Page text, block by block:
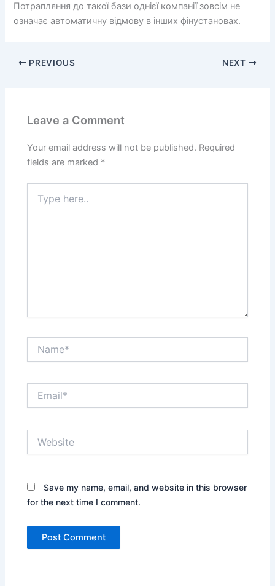
Потрапляння до такої бази однієї компанії зовсім не
означає автоматичну відмову в інших фінустановах.
PREVIOUS NEXT
Leave a Comment
Your email address will not be published. Required
fields are marked *
here..
Save my name, email, and website in this browser
for the next time I comment.